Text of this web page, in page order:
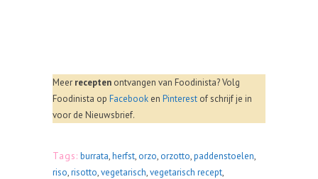
Meer recepten ontvangen van Foodinista? Volg
Foodinista op Facebook en Pinterest of schrijf je in
voor de Nieuwsbrief.
Tags: burrata,herfst, orzo, orzotto,paddenstoelen,
riso,risotto,vegetarisch,vegetarisch recept,